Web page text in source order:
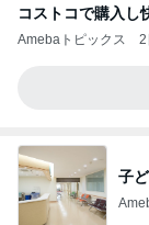
コストコで購入し
Amebaトピックス 2
子